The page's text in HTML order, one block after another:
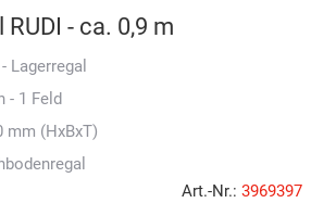
- ca. 0,9 m
Lagerregal
- 1 Feld
mm (HxBxT)
Art.-Nr.: 3969397